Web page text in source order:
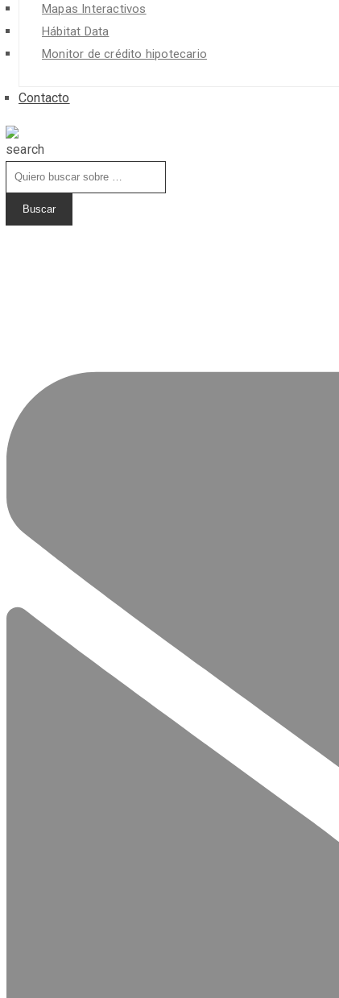
Mapas Interactivos
Hábitat Data
Monitor de crédito hipotecario
Contacto